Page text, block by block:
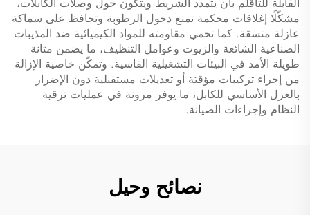
مشكّلًا إغلاقات محكمة تمنع دخول الرطوبة وتحافظ على سماكة
عازلة متسقة. كما تحمي مقاومته للمواد الكيميائية ضد المذيبات
الصناعية الشائعة والزيوت وعوامل التنظيف، ما يضمن متانة
طويلة الأمد في البيئات التشغيلية القاسية. وتمكّن خاصية الإزالة
من إجراء تركيبات مؤقتة أو تعديلات مستقبلية دون الإضرار
بالعزل الأساسي للكابل، ما يوفر مرونة في عمليات ترقية
النظام وإجراءات الصيانة.
نصائح وحيل